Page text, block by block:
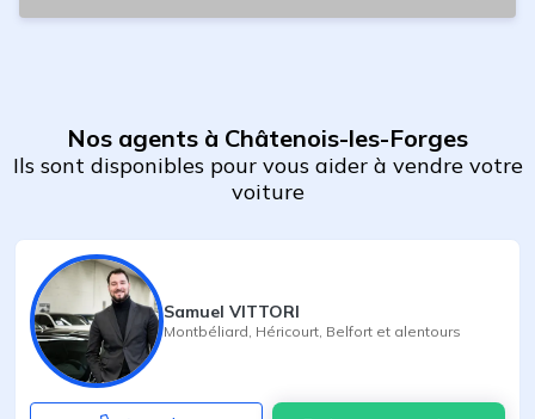
Nos agents à Châtenois-les-Forges
Ils sont disponibles pour vous aider à vendre votre
voiture
Samuel VITTORI
Montbéliard Héricourt Belfort et alentours